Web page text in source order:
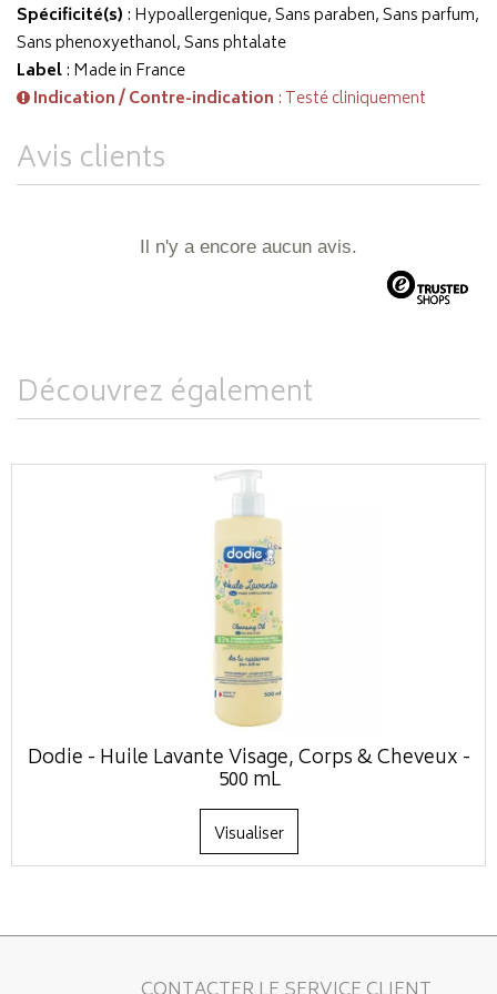
Spécificité(s) : Hypoallergenique, Sans paraben, Sans parfum,
Sans phenoxyethanol, Sans phtalate
Label: Made in France
Indication / Contre-indication : Testé cliniquement
Avis clients
Il n'y a encore aucun avis.
Découvrez également
Dodie - Huile Lavante Visage, Corps & Cheveux -
500 mL
Visualiser